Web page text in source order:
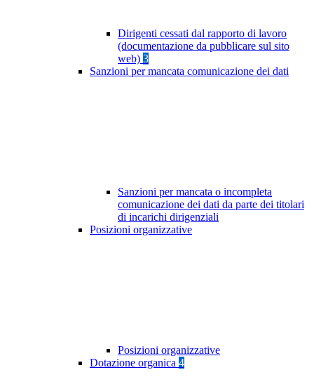
Dirigenti cessati dal rapporto di lavoro
(documentazione da pubblicare sul sito
web) 3
Sanzioni per mancata comunicazione dei dati
Sanzioni per mancata o incompleta
comunicazione dei dati da parte dei titolari
di incarichi dirigenziali
Posizioni organizzative
Posizioni organizzative
Dotazione organica 4